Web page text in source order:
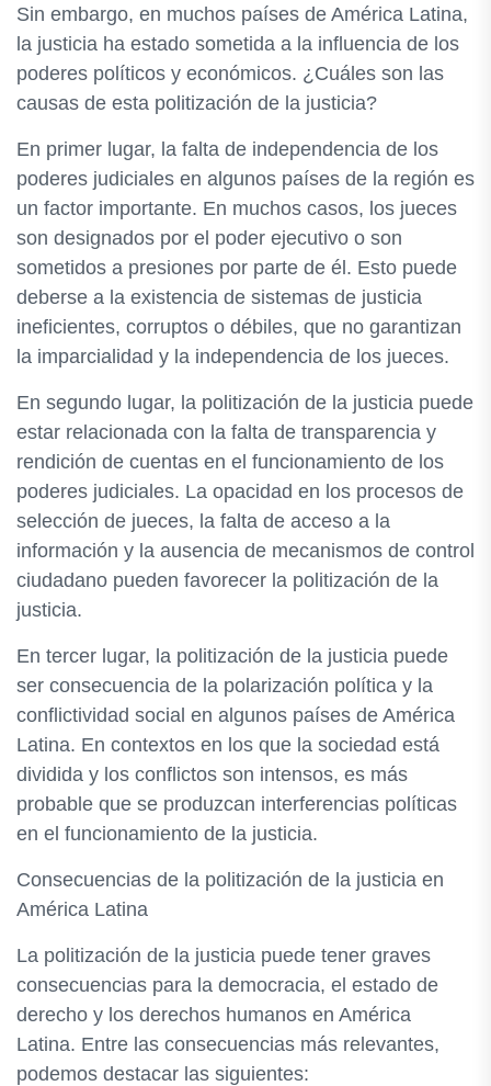
Sin embargo, en muchos países de América Latina,
la justicia ha estado sometida a la influencia de los
poderes políticos y económicos. ¿Cuáles son las
causas de esta politización de la justicia?
En primer lugar, la falta de independencia de los
poderes judiciales en algunos países de la región es
un factor importante. En muchos casos, los jueces
son designados por el poder ejecutivo o son
sometidos a presiones por parte de él. Esto puede
deberse a la existencia de sistemas de justicia
ineficientes, corruptos o débiles, que no garantizan
la imparcialidad y la independencia de los jueces.
En segundo lugar, la politización de la justicia puede
estar relacionada con la falta de transparencia y
rendición de cuentas en el funcionamiento de los
poderes judiciales. La opacidad en los procesos de
selección de jueces, la falta de acceso a la
información y la ausencia de mecanismos de control
ciudadano pueden favorecer la politización de la
justicia.
En tercer lugar, la politización de la justicia puede
ser consecuencia de la polarización política y la
conflictividad social en algunos países de América
Latina. En contextos en los que la sociedad está
dividida y los conflictos son intensos, es más
probable que se produzcan interferencias políticas
en el funcionamiento de la justicia.
Consecuencias de la politización de la justicia en
América Latina
La politización de la justicia puede tener graves
consecuencias para la democracia, el estado de
derecho y los derechos humanos en América
Latina. Entre las consecuencias más relevantes,
podemos destacar las siguientes: